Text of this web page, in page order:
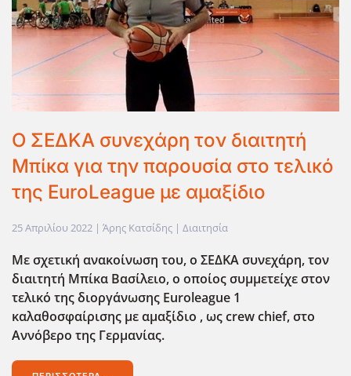
Ο ΣΕΔΚΑ συνεχάρη τον διαιτητή
Μπίκα για την παρουσία στο τελικό
της EuroLeague με αμαξίδιο
25 Απριλίου 2022 | Άρης Κατσίδης | Διαιτησία
Με σχετική ανακοίνωση του, ο ΣΕΔΚΑ συνεχάρη, τον
διαιτητή Μπίκα Βασίλειο, ο οποίος συμμετείχε στον
τελικό της διοργάνωσης Euroleague 1
καλαθοσφαίρισης με αμαξίδιο , ως crew chief, στο
Αννόβερο της Γερμανίας.